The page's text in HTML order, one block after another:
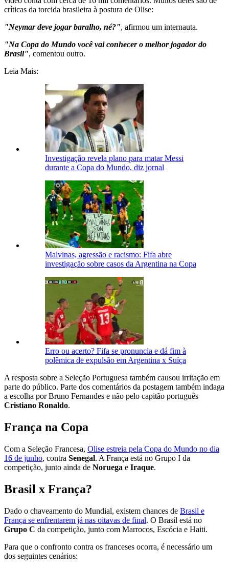
críticas da torcida brasileira à postura de Olise:
"Neymar deve jogar baralho, né?", afirmou um internauta.
"Na Copa do Mundo você vai conhecer o melhor jogador do
Brasil", comentou outro.
Leia Mais:
Investigação revela plano para matar Messi
durante a Copa do Mundo, diz jornal
Malvinas, agressão e racismo: Fifa abre
investigação sobre casos da Argentina na Copa
Erro ou acerto? Fifa se pronuncia e dá fim à
polêmica de expulsão em Argentina x Suíça
A resposta sobre a Seleção Portuguesa também causou irritação em
parte do público. Parte dos comentários da postagem também indaga
a escolha por Bruno Fernandes e não pelo capitão português
Cristiano Ronaldo.
França na Copa
Com a Seleção Francesa, Olise estreia pela Copa do Mundo no dia
16 de junho, contra Senegal. A França está no Grupo I da
competição, junto ainda de Noruega e Iraque.
Brasil x França?
Dado o chaveamento do Mundial, existem chances de Brasil e
França se enfrentarem já nas oitavas de final. O Brasil está no
Grupo C da competição, junto com Marrocos, Escócia e Haiti.
Para que o confronto contra os franceses ocorra, é necessário um
dos seguintes cenários: